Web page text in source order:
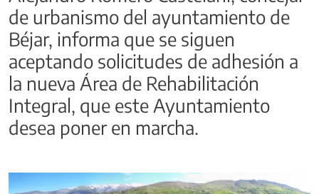
de urbanismo del ayuntamiento de
Béjar, informa que se siguen
aceptando solicitudes de adhesión a
la nueva Área de Rehabilitación
Integral, que este Ayuntamiento
desea poner en marcha.